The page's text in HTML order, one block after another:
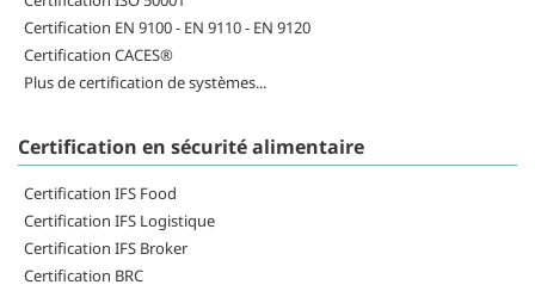
Certification EN 9100 - EN 9110 - EN 9120
Certification CACES®
Plus de certification de systèmes...
Certification en sécurité alimentaire
Certification IFS Food
Certification IFS Logistique
Certification IFS Broker
Certification BRC